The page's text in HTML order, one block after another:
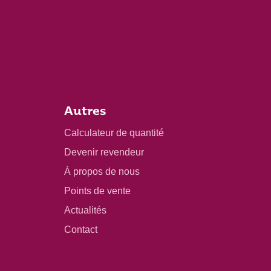
Autres
Calculateur de quantité
Devenir revendeur
À propos de nous
Points de vente
Actualités
Contact